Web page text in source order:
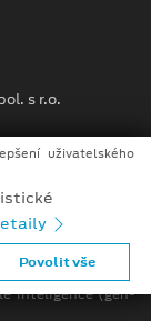
s r.o.
zákazníků
kombinace
snímků (CGI)
inteligence (gen-
uživatelského
Povolit vše